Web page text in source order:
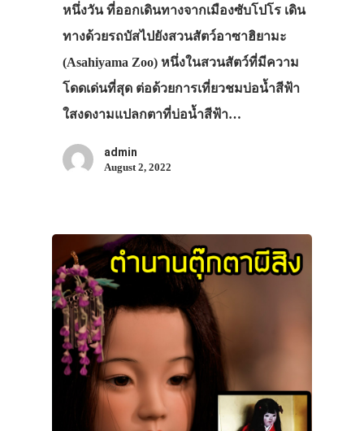
หนึ่งวัน ที่ออกเดินทางจากเมืองซับโปโร เดิน
ทางด้วยรถบัสไปยังสวนสัตว์อาซาฮิยามะ
(Asahiyama Zoo) หนึ่งในสวนสัตว์ที่มีความ
โดดเด่นที่สุด ต่อด้วยการเที่ยวชมบ่อน้ำสีฟ้า
ใสงดงามแปลกตาที่บ่อน้ำสีฟ้า…
admin
August 2, 2022